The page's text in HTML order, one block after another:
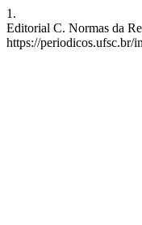
1.
Editorial C. Normas da
https://periodicos.ufsc.br/